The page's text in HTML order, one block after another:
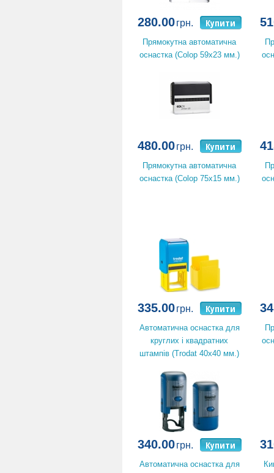
280.00грн. Купити
Прямокутна автоматична
оснастка (Colop 59x23 мм.)
480.00грн. Купити
Прямокутна автоматична
оснастка (Colop 75x15 мм.)
335.00грн. Купити
Автоматична оснастка для
круглих і квадратних
штампів (Trodat 40x40 мм.)
340.00грн. Купити
Автоматична оснастка для